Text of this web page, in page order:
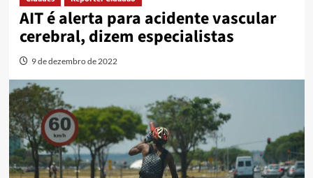
AIT é alerta para acidente vascular
cerebral, dizem especialistas
9 de dezembro de 2022